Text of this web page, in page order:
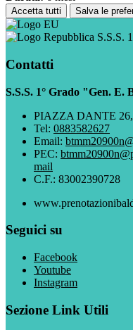
Accetta tutti Salva le
S.S.S.
Contatti
S.S.S. 1° Grado "Gen.
PIAZZA DANTE
Tel: 0883582627
Email:
PEC:
mail
C.F.: 83002390728
Seguici su
Facebook
Youtube
Instagram
Sezione Link Utili